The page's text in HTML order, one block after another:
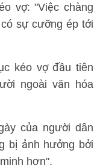
vợ: "Việc chàng
sự cưỡng ép tới
kéo vợ đầu tiên
ngoài văn hóa
của người dân
bị ảnh hưởng bởi
hơn".